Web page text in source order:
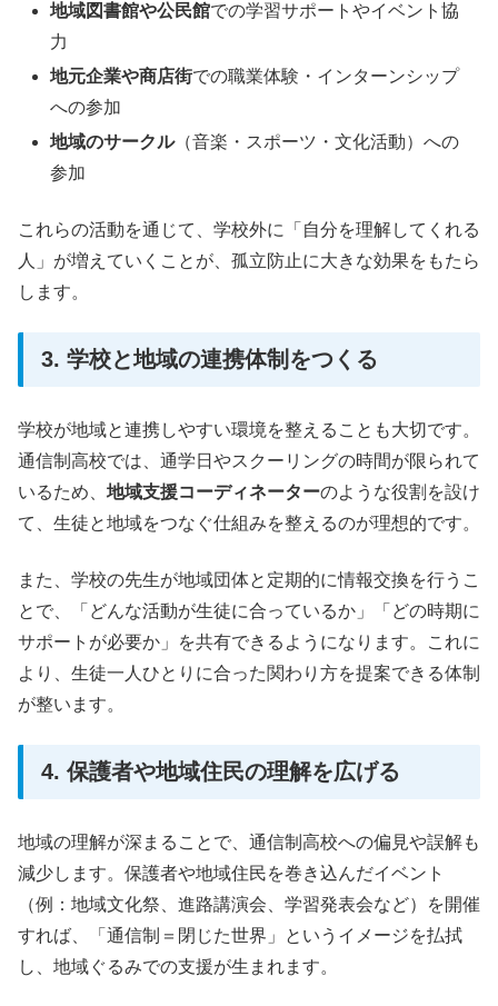
地域図書館や公民館での学習サポートやイベント協
力
地元企業や商店街での職業体験・インターンシップ
への参加
地域のサークル（音楽・スポーツ・文化活動）への
参加
これらの活動を通じて、学校外に「自分を理解してくれる
人」が増えていくことが、孤立防止に大きな効果をもたら
します。
3. 学校と地域の連携体制をつくる
学校が地域と連携しやすい環境を整えることも大切です。
通信制高校では、通学日やスクーリングの時間が限られて
いるため、 地域支援コーディネーターのような役割を設け
て、生徒と地域をつなぐ仕組みを整えるのが理想的です。
また、学校の先生が地域団体と定期的に情報交換を行うこ
とで、「どんな活動が生徒に合っているか」「どの時期に
サポートが必要か」を共有できるようになります。これに
より、生徒一人ひとりに合った関わり方を提案できる体制
が整います。
4. 保護者や地域住民の理解を広げる
地域の理解が深まることで、通信制高校への偏見や誤解も
減少します。保護者や地域住民を巻き込んだイベント
（例：地域文化祭、進路講演会、学習発表会など）を開催
すれば、「通信制＝閉じた世界」というイメージを払拭
し、地域ぐるみでの支援が生まれます。